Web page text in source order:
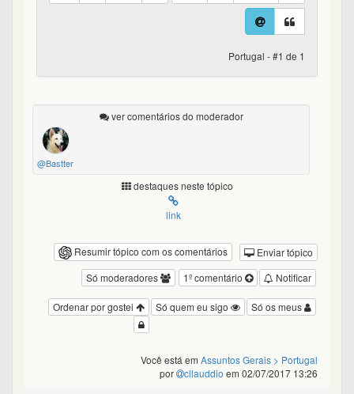
Portugal - #1 de 1
ver comentários do moderador
@Bastter
destaques neste tópico
link
Resumir tópico com os comentários
Enviar tópico
Notificar
1º comentário
Só moderadores
Só os meus
Só quem eu sigo
Ordenar por gostei
Você está em Assuntos Gerais > Portugal
por
cllauddio em 02/07/2017 13:26